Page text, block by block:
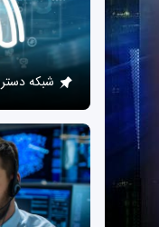
شبکه